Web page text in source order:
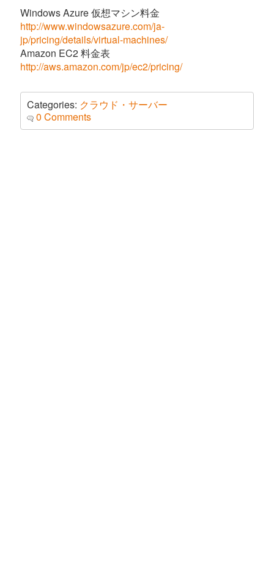
Windows Azure 仮想マシン料金
http://www.windowsazure.com/ja-
jp/pricing/details/virtual-machines/
Amazon EC2 料金表
http://aws.amazon.com/jp/ec2/pricing/
Categories: クラウド・サーバー
0 Comments